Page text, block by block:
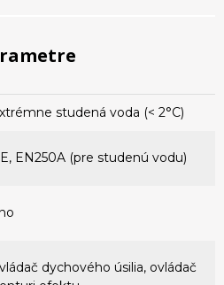
studená voda (< 2°C)
EN250A (pre studenú vodu)
dychového úsilia, ovládač